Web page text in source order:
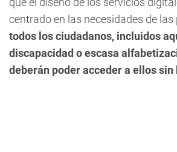
centrado en las necesidades de las
todos los ciudadanos, incluidos
discapacidad o escasa
deberán poder acceder a ellos